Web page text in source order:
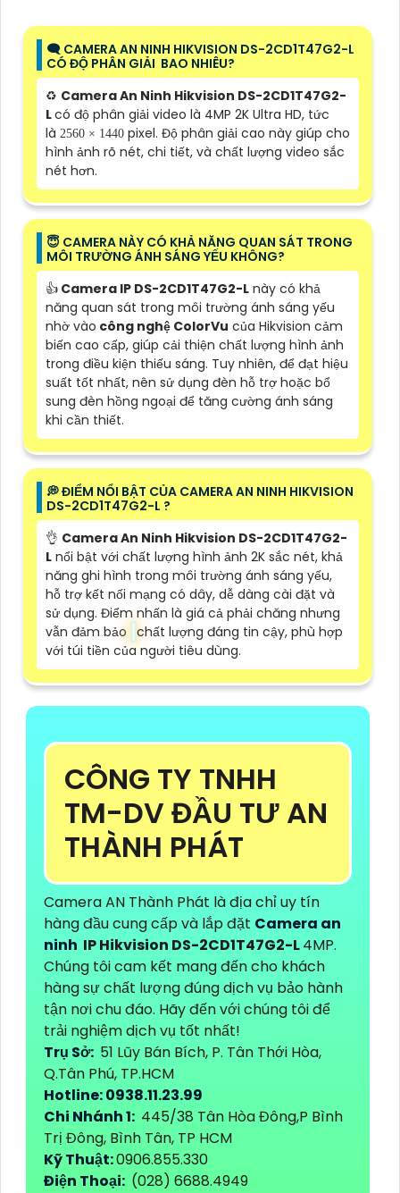
🗨️ CAMERA AN NINH HIKVISION DS-2CD1T47G2-L
CÓ ĐỘ PHÂN GIẢI BAO NHIÊU?
♻️ Camera An Ninh Hikvision DS-2CD1T47G2-
Lcó độ phân giải video là 4MP 2K Ultra HD, tức
là 2560 × 1440 pixel. Độ phân giải cao này giúp cho
hình ảnh rõ nét, chi tiết, và chất lượng video sắc
nét hơn.
😇 CAMERA NÀY CÓ KHẢ NĂNG QUAN SÁT TRONG
MÔI TRƯỜNG ÁNH SÁNG YẾU KHÔNG?
👍 Camera IP DS-2CD1T47G2-L này có khả
năng quan sát trong môi trường ánh sáng yếu
nhờ vào công nghệ ColorVu của Hikvision cảm
biến cao cấp, giúp cải thiện chất lượng hình ảnh
trong điều kiện thiếu sáng. Tuy nhiên, để đạt hiệu
suất tốt nhất, nên sử dụng đèn hỗ trợ hoặc bổ
sung đèn hồng ngoại để tăng cường ánh sáng
khi cần thiết.
️💭 ĐIỂM NỔI BẬT CỦA CAMERA AN NINH HIKVISION
DS-2CD1T47G2-L ?
👌 Camera An Ninh Hikvision DS-2CD1T47G2-
L nổi bật với chất lượng hình ảnh 2K sắc nét, khả
năng ghi hình trong môi trường ánh sáng yếu,
hỗ trợ kết nối mạng có dây, dễ dàng cài đặt và
sử dụng. Điểm nhấn là giá cả phải chăng nhưng
vẫn đảm bảo chất lượng đáng tin cậy, phù hợp
với túi tiền của người tiêu dùng.
CÔNG TY TNHH
TM-DV ĐẦU TƯ AN
THÀNH PHÁT
Camera AN Thành Phát là địa chỉ uy tín
hàng đầu cung cấp và lắp đặt Camera an
ninh IP Hikvision DS-2CD1T47G2-L4MP.
Chúng tôi cam kết mang đến cho khách
hàng sự chất lượng đúng dịch vụ bảo hành
tận nơi chu đáo. Hãy đến với chúng tôi để
trải nghiệm dịch vụ tốt nhất!
Trụ Sở: 51 Lũy Bán Bích, P. Tân Thới Hòa,
Q.Tân Phú, TP.HCM
Hotline: 0938.11.23.99
Chi Nhánh 1: 445/38 Tân Hòa Đông,P Bình
Trị Đông, Bình Tân, TP HCM
Kỹ Thuật:0906.855.330
Điện Thoại: (028) 6688.4949